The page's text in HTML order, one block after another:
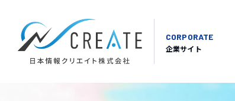
CORPORATE
企業サイト